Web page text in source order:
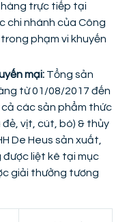
hàng trực tiếp tại
chi nhánh của Công
phạm vi khuyến
mại: Tổng sản
từ 01/08/2017 đến
các sản phẩm thức
vịt, cút, bò) & thủy
De Heus sản xuất,
liệt kê tại mục
giải thưởng tương